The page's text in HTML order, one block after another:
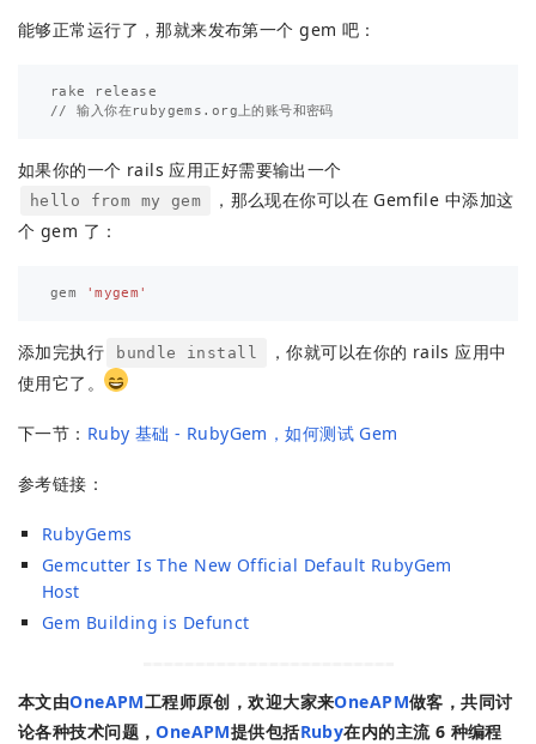
能够正常运行了，那就来发布第一个 gem 吧：
rake release
如果你的一个 rails 应用正好需要输出一个
hello from my gem
，那么现在你可以在 Gemfile 中添加这
个 gem 了：
gem 'mygem'
添加完执行 bundle install
，你就可以在你的 rails 应用中
使用它了。
下一节： Ruby 基础 - RubyGem，如何测试 Gem
参考链接：
RubyGems
Gemcutter Is The New Official Default RubyGem
Host
Gem Building is Defunct
本文由OneAPM工程师原创，欢迎大家来OneAPM做客，共同讨
论各种技术问题，OneAPM提供包括Ruby在内的主流 6 种编程